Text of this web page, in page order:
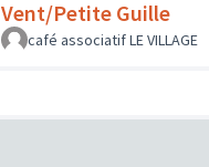
Vent/Petite Guille
café associatif LE VILLAGE